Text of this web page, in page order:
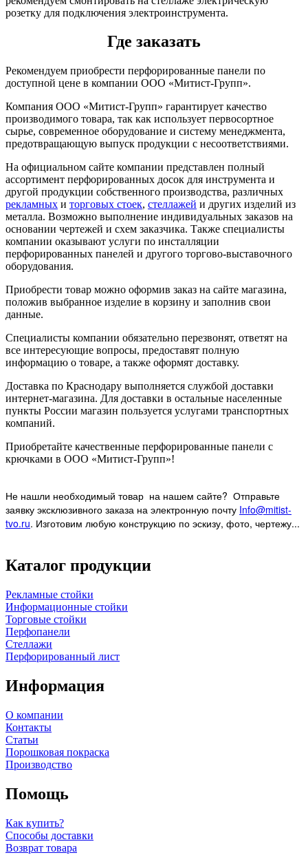
розетку для подключения электроинструмента.
Где заказать
Рекомендуем приобрести перфорированные панели по
доступной цене в компании ООО «Митист-Групп».
Компания ООО «Митист-Групп» гарантирует качество
производимого товара, так как использует первосортное
сырье, современное оборудование и систему менеджмента,
предотвращающую выпуск продукции с несоответствиями.
На официальном сайте компании представлен полный
ассортимент перфорированных досок для инструмента и
другой продукции собственного производства, различных
рекламных и торговых стоек, стеллажей и других изделий из
металла. Возможно выполнение индивидуальных заказов на
основании чертежей и схем заказчика. Также специалисты
компании оказывают услуги по инсталляции
перфорированных панелей и другого торгово-выставочного
оборудования.
Приобрести товар можно оформив заказ на сайте магазина,
положив выбранное изделие в корзину и заполнив свои
данные.
Специалисты компании обязательно перезвонят, ответят на
все интересующие вопросы, предоставят полную
информацию о товаре, а также оформят доставку.
Доставка по Краснодару выполняется службой доставки
интернет-магазина. Для доставки в остальные населенные
пункты России магазин пользуется услугами транспортных
компаний.
Приобретайте качественные перфорированные панели с
крючками в ООО «Митист-Групп»!
Не нашли необходимый товар на нашем сайте? Отправьте
заявку эксклюзивного заказа на электронную почту Info@mitist-
tvo.ru. Изготовим любую конструкцию по эскизу, фото, чертежу...
Каталог продукции
Рекламные стойки
Информационные стойки
Торговые стойки
Перфопанели
Стеллажи
Перфорированный лист
Информация
О компании
Контакты
Статьи
Порошковая покраска
Производство
Помощь
Как купить?
Способы доставки
Возврат товара